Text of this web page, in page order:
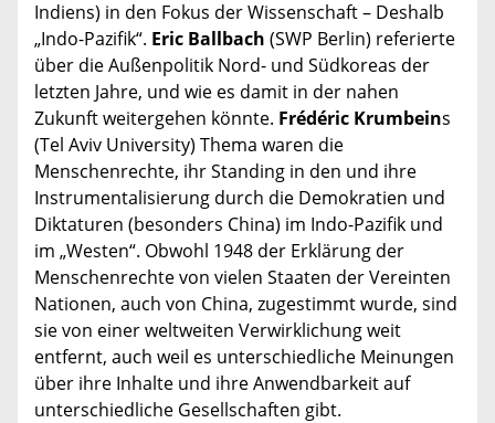
Indiens) in den Fokus der Wissenschaft – Deshalb
„Indo-Pazifik“. Eric Ballbach (SWP Berlin) referierte
über die Außenpolitik Nord- und Südkoreas der
letzten Jahre, und wie es damit in der nahen
Zukunft weitergehen könnte. Frédéric Krumbeins
(Tel Aviv University) Thema waren die
Menschenrechte, ihr Standing in den und ihre
Instrumentalisierung durch die Demokratien und
Diktaturen (besonders China) im Indo-Pazifik und
im „Westen“. Obwohl 1948 der Erklärung der
Menschenrechte von vielen Staaten der Vereinten
Nationen, auch von China, zugestimmt wurde, sind
sie von einer weltweiten Verwirklichung weit
entfernt, auch weil es unterschiedliche Meinungen
über ihre Inhalte und ihre Anwendbarkeit auf
unterschiedliche Gesellschaften gibt.